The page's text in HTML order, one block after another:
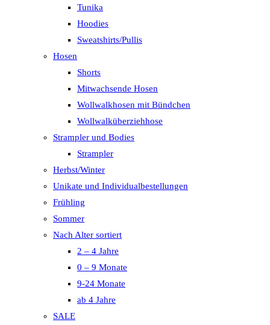
Tunika
Hoodies
Sweatshirts/Pullis
Hosen
Shorts
Mitwachsende Hosen
Wollwalkhosen mit Bündchen
Wollwalküberziehhose
Strampler und Bodies
Strampler
Herbst/Winter
Unikate und Individualbestellungen
Frühling
Sommer
Nach Alter sortiert
2 – 4 Jahre
0 – 9 Monate
9-24 Monate
ab 4 Jahre
SALE